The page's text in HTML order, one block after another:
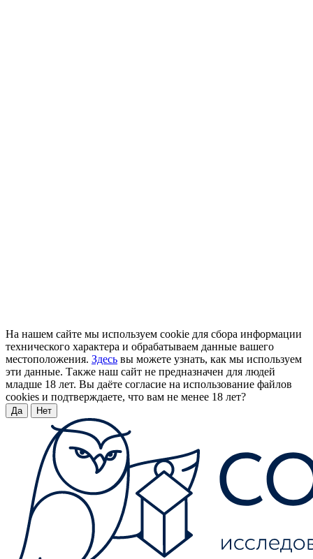
На нашем сайте мы используем cookie для сбора информации
технического характера и обрабатываем данные вашего
местоположения. Здесь вы можете узнать, как мы используем
эти данные. Также наш сайт не предназначен для людей
младше 18 лет. Вы даёте согласие на использование файлов
cookies и подтверждаете, что вам не менее 18 лет?
Да Нет